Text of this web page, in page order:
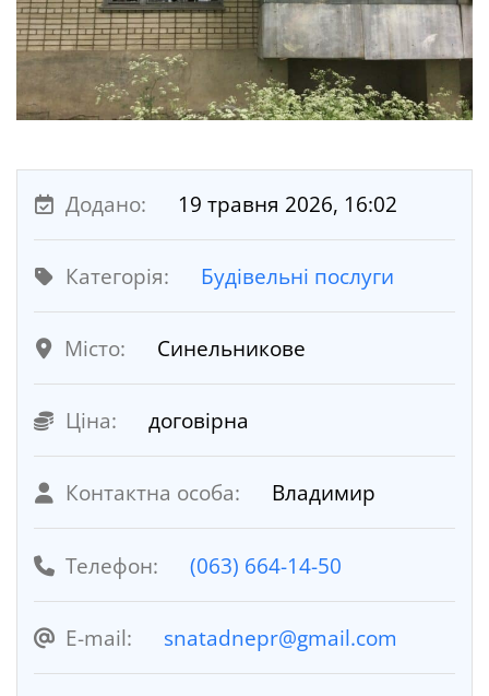
Додано: 19 травня 2026, 16:02
Категорія: Будівельні послуги
Місто: Синельникове
Ціна: договірна
Контактна особа: Владимир
Телефон: (063) 664-14-50
E-mail: snatadnepr@gmail.com